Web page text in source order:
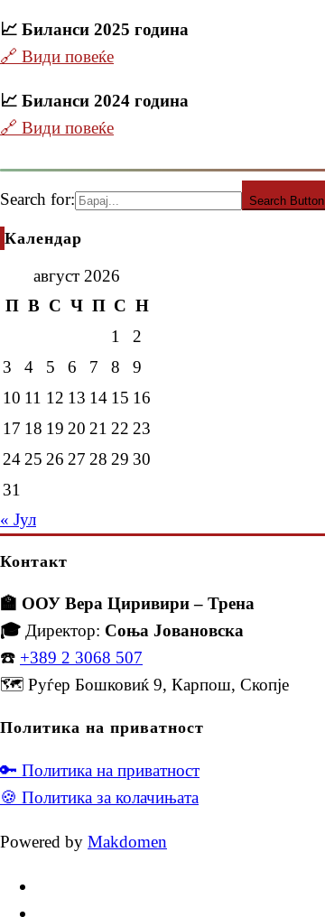
📈 Биланси 2025 година
🔗 Види повеќе
📈 Биланси 2024 година
🔗 Види повеќе
Search for: Search Button
Календар
август 2026
П В С Ч П С Н
1
2
3
4 5 6 7 8
9
10 11 12 13 14 15 16
17 18 19 20 21 22 23
2425 26 27 28 29 30
31
« Јул
Контакт
🏫 ООУ Вера Циривири – Трена
🎓 Директор: Соња Јовановска
☎️ +389 2 3068 507
🗺️ Руѓер Бошковиќ 9, Карпош, Скопје
Политика на приватност
🔑 Политика на приватност
🍪 Политика за колачињата
Powered by Makdomen